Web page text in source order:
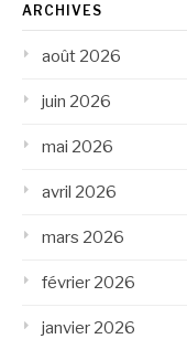
ARCHIVES
août 2026
juin 2026
mai 2026
avril 2026
mars 2026
février 2026
janvier 2026